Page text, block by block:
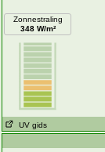
Zonnestraling
348 W/m²
UV gids